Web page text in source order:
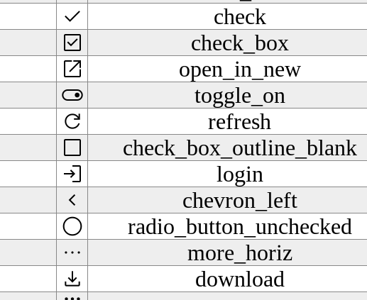
check check
check_box check_box
open_in_new open_in_new
toggle_on toggle_on
refresh refresh
check_box_outline_blank check_box_outline_blank
login login
chevron_left chevron_left
radio_button_unchecked radio_button_unchecked
more_horiz more_horiz
download download